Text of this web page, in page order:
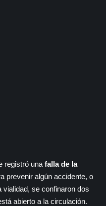
registró una falla de la
prevenir algún accidente, o
se confinaron dos
abierto a la circulación.